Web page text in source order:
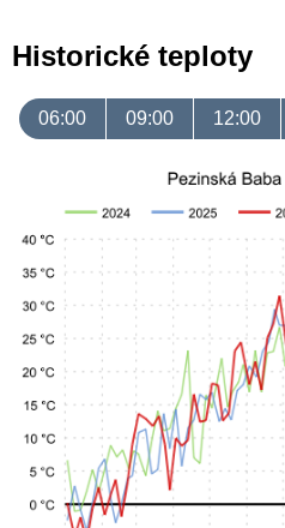
Historické teploty
06:00 09:00 12:00